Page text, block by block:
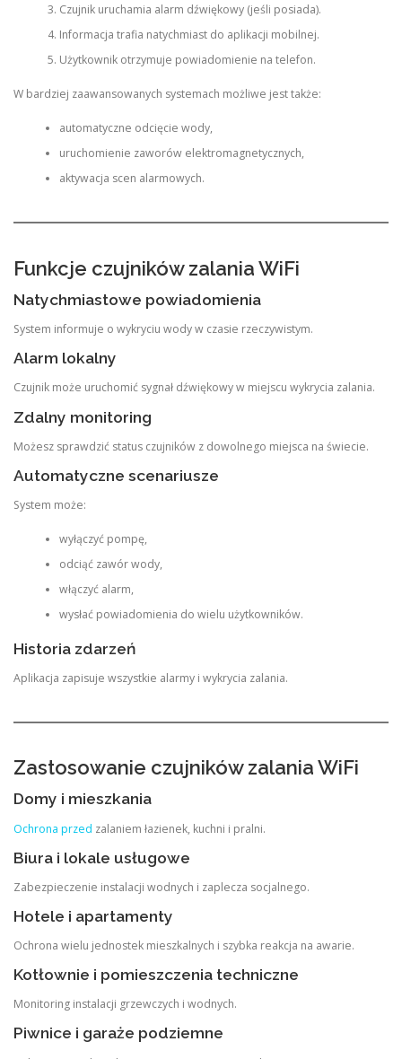
Czujnik uruchamia alarm dźwiękowy (jeśli posiada).
Informacja trafia natychmiast do aplikacji mobilnej.
Użytkownik otrzymuje powiadomienie na telefon.
W bardziej zaawansowanych systemach możliwe jest także:
automatyczne odcięcie wody,
uruchomienie zaworów elektromagnetycznych,
aktywacja scen alarmowych.
Funkcje czujników zalania WiFi
Natychmiastowe powiadomienia
System informuje o wykryciu wody w czasie rzeczywistym.
Alarm lokalny
Czujnik może uruchomić sygnał dźwiękowy w miejscu wykrycia zalania.
Zdalny monitoring
Możesz sprawdzić status czujników z dowolnego miejsca na świecie.
Automatyczne scenariusze
System może:
wyłączyć pompę,
odciąć zawór wody,
włączyć alarm,
wysłać powiadomienia do wielu użytkowników.
Historia zdarzeń
Aplikacja zapisuje wszystkie alarmy i wykrycia zalania.
Zastosowanie czujników zalania WiFi
Domy i mieszkania
Ochrona przed zalaniem łazienek, kuchni i pralni.
Biura i lokale usługowe
Zabezpieczenie instalacji wodnych i zaplecza socjalnego.
Hotele i apartamenty
Ochrona wielu jednostek mieszkalnych i szybka reakcja na awarie.
Kotłownie i pomieszczenia techniczne
Monitoring instalacji grzewczych i wodnych.
Piwnice i garaże podziemne